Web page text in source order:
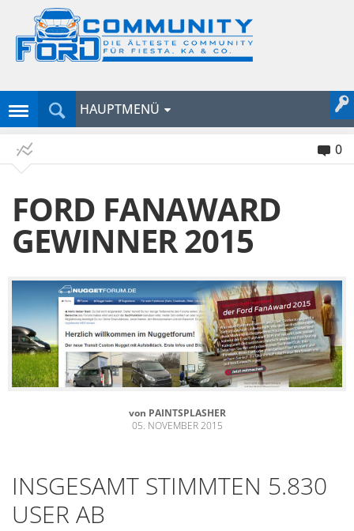
HAUPTMENÜ
0
FORD FANAWARD
GEWINNER 2015
von PAINTSPLASHER
05. NOVEMBER 2015
INSGESAMT STIMMTEN 5.830
USER AB